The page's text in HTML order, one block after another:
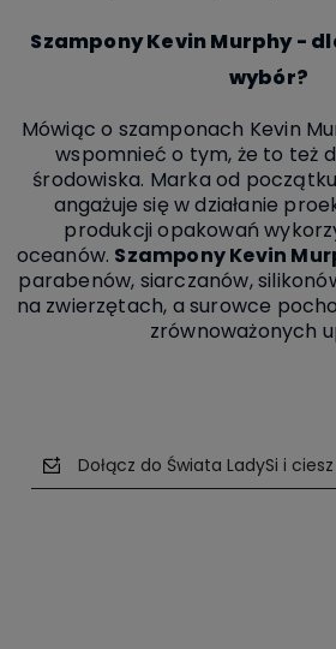
Szampony Kevin Murphy -
wybór?
Mówiąc o szamponach Kevin
wspomnieć o tym, że to też
środowiska. Marka od
angażuje się w działanie
produkcji opakowań
oceanów. Szampony Kevin
parabenów, siarczanów,
na zwierzętach, a surowce
zrównoważonych
Dołącz do Świata LadySi i